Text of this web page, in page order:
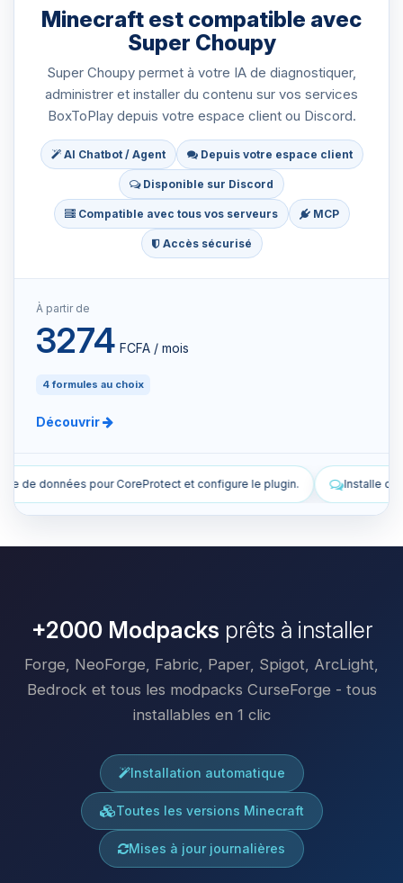
Minecraft est compatible avec
Super Choupy
Super Choupy permet à votre IA de diagnostiquer,
administrer et installer du contenu sur vos services
BoxToPlay depuis votre espace client ou Discord.
AI Chatbot / Agent Depuis votre espace client
Disponible sur Discord
Compatible avec tous vos serveurs MCP
Accès sécurisé
À partir de
3274 FCFA / mois
4 formules au choix
Découvrir
plugin. Installe des plugins pour améliorer mon serveur.
+2000 Modpacks prêts à installer
Forge, NeoForge, Fabric, Paper, Spigot, ArcLight,
Bedrock et tous les modpacks CurseForge - tous
installables en 1 clic
Installation automatique
Toutes les versions Minecraft
Mises à jour journalières